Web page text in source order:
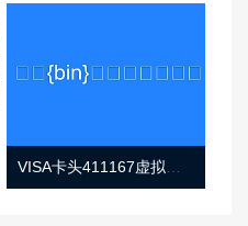
VISA卡头411167虚拟卡基础信息